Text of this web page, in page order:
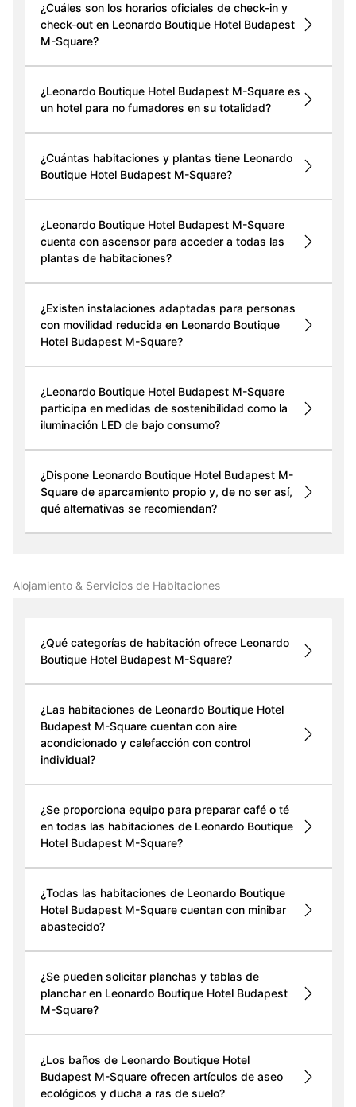
¿Cuáles son los horarios oficiales de check-in y
check-out en Leonardo Boutique Hotel Budapest
M-Square?
¿Leonardo Boutique Hotel Budapest M-Square es
un hotel para no fumadores en su totalidad?
¿Cuántas habitaciones y plantas tiene Leonardo
Boutique Hotel Budapest M-Square?
¿Leonardo Boutique Hotel Budapest M-Square
cuenta con ascensor para acceder a todas las
plantas de habitaciones?
¿Existen instalaciones adaptadas para personas
con movilidad reducida en Leonardo Boutique
Hotel Budapest M-Square?
¿Leonardo Boutique Hotel Budapest M-Square
participa en medidas de sostenibilidad como la
iluminación LED de bajo consumo?
¿Dispone Leonardo Boutique Hotel Budapest M-
Square de aparcamiento propio y, de no ser así,
qué alternativas se recomiendan?
Alojamiento & Servicios de Habitaciones
¿Qué categorías de habitación ofrece Leonardo
Boutique Hotel Budapest M-Square?
¿Las habitaciones de Leonardo Boutique Hotel
Budapest M-Square cuentan con aire
acondicionado y calefacción con control
individual?
¿Se proporciona equipo para preparar café o té
en todas las habitaciones de Leonardo Boutique
Hotel Budapest M-Square?
¿Todas las habitaciones de Leonardo Boutique
Hotel Budapest M-Square cuentan con minibar
abastecido?
¿Se pueden solicitar planchas y tablas de
planchar en Leonardo Boutique Hotel Budapest
M-Square?
¿Los baños de Leonardo Boutique Hotel
Budapest M-Square ofrecen artículos de aseo
ecológicos y ducha a ras de suelo?